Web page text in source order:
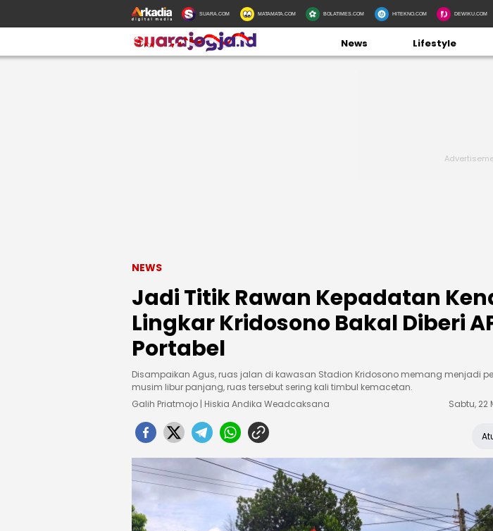
SUARA.COM MATAMATA.COM BOLATIMES.COM HITEKNO.COM DEWIKU.COM
News Lifestyle
NEWS
Jadi Titik Rawan Kepadatan
Lingkar Kridosono Bakal Diberi
Portabel
Disampaikan Agus, ruas jalan di kawasan Stadion Kridosono memang menjadi
musim libur panjang, ruas tersebut sering kali timbul kemacetan.
Galih Priatmojo | Hiskia Andika Weadcaksana
Sabtu, 22